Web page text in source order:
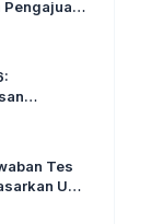
Jawaban
Tes
UU